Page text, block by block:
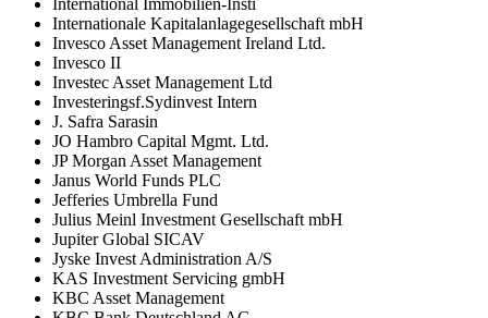
Internationale Kapitalanlagegesellschaft mbH
Invesco Asset Management Ireland Ltd.
Invesco II
Investec Asset Management Ltd
Investeringsf.Sydinvest Intern
J. Safra Sarasin
JO Hambro Capital Mgmt. Ltd.
JP Morgan Asset Management
Janus World Funds PLC
Jefferies Umbrella Fund
Julius Meinl Investment Gesellschaft mbH
Jupiter Global SICAV
Jyske Invest Administration A/S
KAS Investment Servicing gmbH
KBC Asset Management